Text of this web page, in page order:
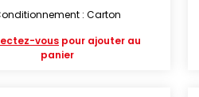
: Carton
vous pour ajouter au
panier